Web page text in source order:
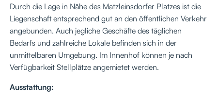
Durch die Lage in Nähe des Matzleinsdorfer Platzes ist die
Liegenschaft entsprechend gut an den öffentlichen Verkehr
angebunden. Auch jegliche Geschäfte des täglichen
Bedarfs und zahlreiche Lokale befinden sich in der
unmittelbaren Umgebung. Im Innenhof können je nach
Verfügbarkeit Stellplätze angemietet werden.
Ausstattung: